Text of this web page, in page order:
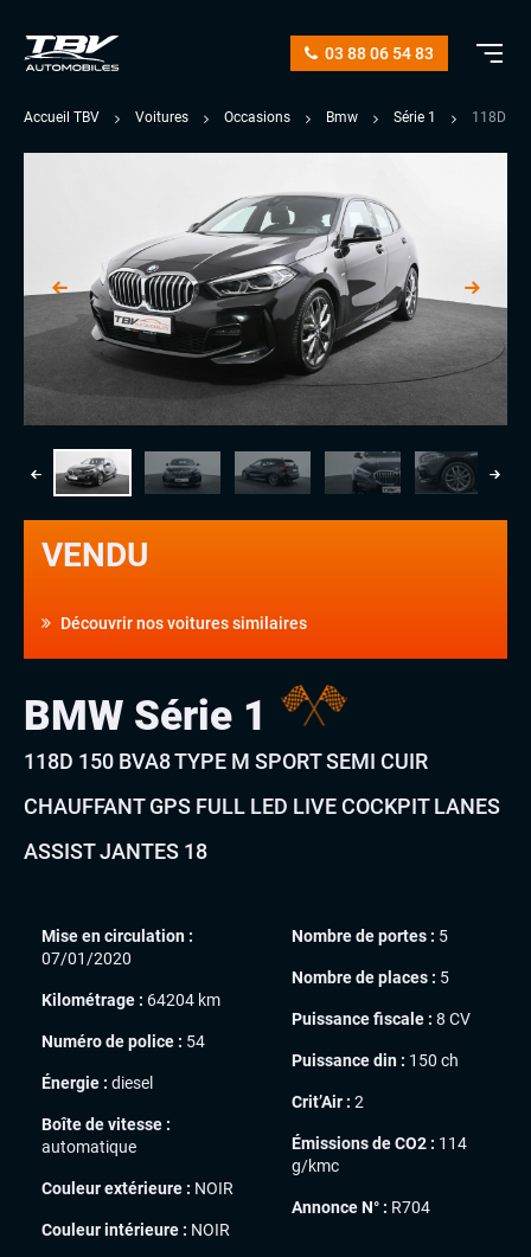
03 88 06 54 83
Accueil TBV Voitures Occasions Bmw Série 1 118D
VENDU
Découvrir nos voitures similaires
BMW Série 1
118D 150 BVA8 TYPE M SPORT SEMI CUIR
CHAUFFANT GPS FULL LED LIVE COCKPIT LANES
ASSIST JANTES 18
Mise en circulation :
07/01/2020
Kilométrage : 64204 km
Numéro de police : 54
Énergie : diesel
Boîte de vitesse :
automatique
Couleur extérieure : NOIR
Couleur intérieure : NOIR
Nombre de portes : 5
Nombre de places : 5
Puissance fiscale : 8 CV
Puissance din : 150 ch
Crit’Air : 2
Émissions de CO2 : 114
g/kmc
Annonce N° : R704